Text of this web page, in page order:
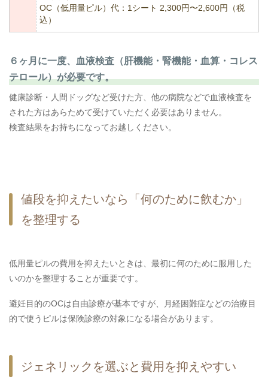
OC（低用量ピル）代：1シート 2,300円〜2,600円（税
込）
６ヶ月に一度、血液検査（肝機能・腎機能・血算・コレス
テロール）が必要です。
健康診断・人間ドッグなど受けた方、他の病院などで血液検査を
された方はあらためて受けていただく必要はありません。
検査結果をお持ちになってお越しください。
値段を抑えたいなら「何のために飲むか」
を整理する
低用量ピルの費用を抑えたいときは、最初に何のために服用した
いのかを整理することが重要です。
避妊目的のOCは自由診療が基本ですが、月経困難症などの治療目
的で使うピルは保険診療の対象になる場合があります。
ジェネリックを選ぶと費用を抑えやすい